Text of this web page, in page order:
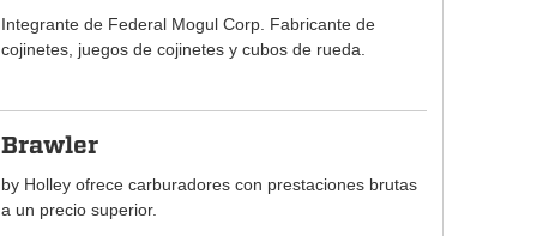
Integrante de Federal Mogul Corp. Fabricante de
cojinetes, juegos de cojinetes y cubos de rueda.
Brawler
by Holley ofrece carburadores con prestaciones brutas
a un precio superior.